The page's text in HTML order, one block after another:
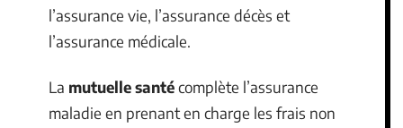
l’assurance vie, l’assurance décès et
l’assurance médicale.
La mutuelle santécomplète l’assurance
maladie en prenant en charge les frais non